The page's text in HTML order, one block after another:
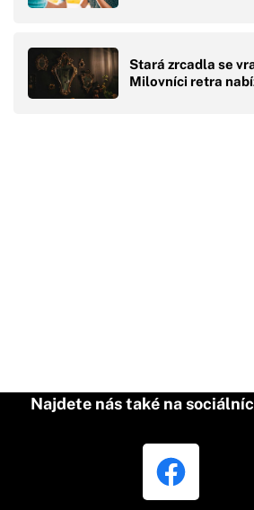
Stará zrcadla se
Milovníci retra
Najdete nás také na